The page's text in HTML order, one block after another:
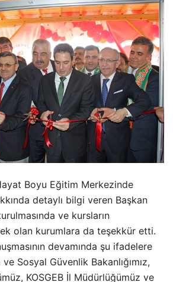
Boyu Eğitim Merkezinde
detaylı bilgi veren Başkan
ve kursların
olan kurumlara da teşekkür etti.
devamında şu ifadelere
Sosyal Güvenlik Bakanlığımız,
KOSGEB İl Müdürlüğümüz ve